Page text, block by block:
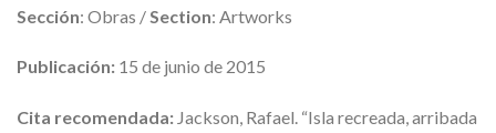
Sección: Obras / Section: Artworks
Publicación: 15 de junio de 2015
Cita recomendada: Jackson, Rafael. “Isla recreada, arribada